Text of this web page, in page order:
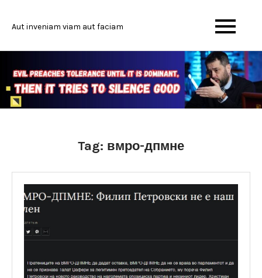
Aut inveniam viam aut faciam
Tag: вмро-дпмне